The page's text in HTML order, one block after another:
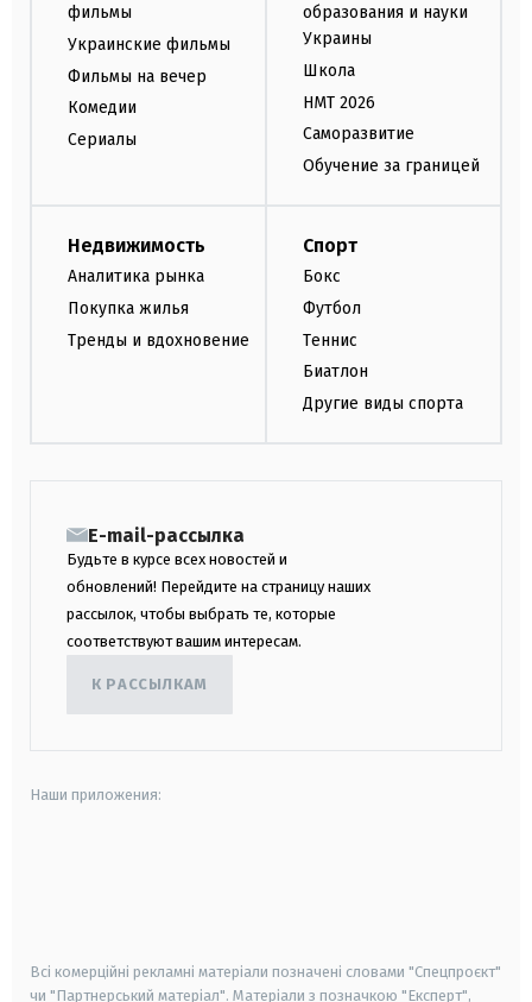
фильмы
Украинские фильмы
Фильмы на вечер
Комедии
Сериалы
образования и науки
Украины
Школа
НМТ 2026
Саморазвитие
Обучение за границей
Недвижимость
Аналитика рынка
Покупка жилья
Тренды и вдохновение
Спорт
Бокс
Футбол
Теннис
Биатлон
Другие виды спорта
E-mail-рассылка
Будьте в курсе всех новостей и
обновлений! Перейдите на страницу наших
рассылок, чтобы выбрать те, которые
соответствуют вашим интересам.
К РАССЫЛКАМ
Наши приложения:
Всі комерційні рекламні матеріали позначені словами "Спецпроєкт"
чи "Партнерський матеріал". Матеріали з позначкою "Експерт",